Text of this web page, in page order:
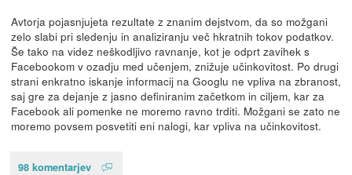
Avtorja pojasnjujeta rezultate z znanim dejstvom, da so možgani
zelo slabi pri sledenju in analiziranju več hkratnih tokov podatkov.
Še tako na videz neškodljivo ravnanje, kot je odprt zavihek s
Facebookom v ozadju med učenjem, znižuje učinkovitost. Po drugi
strani enkratno iskanje informacij na Googlu ne vpliva na zbranost,
saj gre za dejanje z jasno definiranim začetkom in ciljem, kar za
Facebook ali pomenke ne moremo ravno trditi. Možgani se zato ne
moremo povsem posvetiti eni nalogi, kar vpliva na učinkovitost.
98 komentarjev